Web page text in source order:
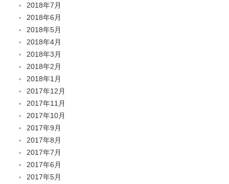
2018年7月
2018年6月
2018年5月
2018年4月
2018年3月
2018年2月
2018年1月
2017年12月
2017年11月
2017年10月
2017年9月
2017年8月
2017年7月
2017年6月
2017年5月